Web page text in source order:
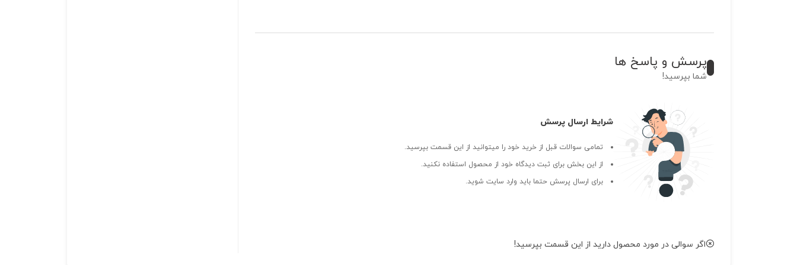
پرسش و پاسخ ها
شما بپرسید!
شرایط ارسال پرسش
تمامی سوالات قبل از خرید خود را میتوانید از این قسمت بپرسید.
از این بخش برای ثبت دیدگاه خود از محصول استفاده نکنید.
برای ارسال پرسش حتما باید وارد سایت شوید.
اگر سوالی در مورد محصول دارید از این قسمت بپرسید!